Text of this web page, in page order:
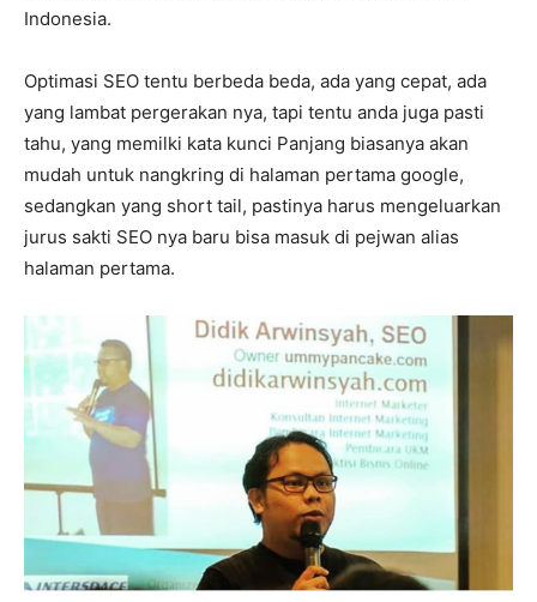
Indonesia.
Optimasi SEO tentu berbeda beda, ada yang cepat, ada
yang lambat pergerakan nya, tapi tentu anda juga pasti
tahu, yang memilki kata kunci Panjang biasanya akan
mudah untuk nangkring di halaman pertama google,
sedangkan yang short tail, pastinya harus mengeluarkan
jurus sakti SEO nya baru bisa masuk di pejwan alias
halaman pertama.